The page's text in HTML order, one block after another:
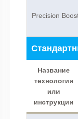
Precision
Название
технологии
или
инструкции